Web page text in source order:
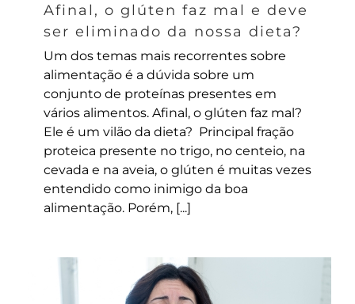
Afinal, o glúten faz mal e deve
ser eliminado da nossa dieta?
Um dos temas mais recorrentes sobre
alimentação é a dúvida sobre um
conjunto de proteínas presentes em
vários alimentos. Afinal, o glúten faz mal?
Ele é um vilão da dieta? Principal fração
proteica presente no trigo, no centeio, na
cevada e na aveia, o glúten é muitas vezes
entendido como inimigo da boa
alimentação. Porém, [...]